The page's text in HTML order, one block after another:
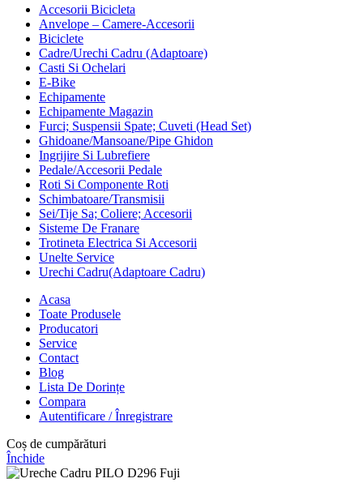
Accesorii Bicicleta
Anvelope – Camere-Accesorii
Biciclete
Cadre/Urechi Cadru (Adaptoare)
Casti Si Ochelari
E-Bike
Echipamente
Echipamente Magazin
Furci; Suspensii Spate; Cuveti (Head Set)
Ghidoane/Mansoane/Pipe Ghidon
Ingrijire Si Lubrefiere
Pedale/Accesorii Pedale
Roti Si Componente Roti
Schimbatoare/Transmisii
Sei/Tije Sa; Coliere; Accesorii
Sisteme De Franare
Trotineta Electrica Si Accesorii
Unelte Service
Urechi Cadru(Adaptoare Cadru)
Acasa
Toate Produsele
Producatori
Service
Contact
Blog
Lista De Dorințe
Compara
Autentificare / Înregistrare
Coș de cumpărături
Închide